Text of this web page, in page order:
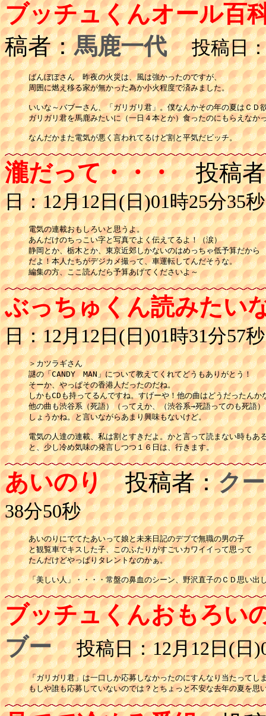
ブッチュくんオール百
稿者：馬鹿一代 投稿日：
ばんぼぼさん　昨夜の火災は、風は強かったのですが、
周囲に燃え移る家が無かった為か小火程度で済みました。
いいな～バブーさん、「ガリガリ君」。僕なんかその年の夏はＣＤ
ガリガリ君を馬鹿みたいに（一日４本とか）食ったのにもらえなか
なんだかまた電気が悪く言われてるけど割と平気だビッチ。
瀧だって・・・投稿者
日：12月12日(日)01時25分35秒
電気の連載おもしろいと思うよ。
あんだけのちっこい字と写真でよく伝えてるよ！（涙）
静岡とか、栃木とか、東京近郊しかないのはめっちゃ低予算だから
だよ！本人たちがデジカメ撮って、車運転してんだそうな。
ぶっちゅくん読みたい
日：12月12日(日)01時31分57秒
＞カツラギさん
謎の「CANDY　MAN」について教えてくれてどうもありがとう！
そーか、やっぱその香港人だったのだね。
しかもCDも持ってるんですね。すげーや！他の曲はどうだったんか
他の曲も渋谷系（死語）（ってえか、（渋谷系→死語ってのも死語
しょうかね。と言いながらあまり興味もないけど。
電気の人達の連載、私は割とすきだよ。かと言って読まない時もあ
あいのり投稿者：ク
38分50秒
あいのりにでてたあいって娘と未来日記のデブで無職の男の子
と観覧車でキスした子、このふたりがすごいカワイイって思って
たんだけどやっぱりタレントなのかぁ。
「美しい人」・・・・常盤の鼻血のシーン、野沢直子のＣＤ思い出
ブッチュくんおもろい
ブー 投稿日：12月12日(日
「ガリガリ君」は一口しか応募しなかったのにすんなり当たってし